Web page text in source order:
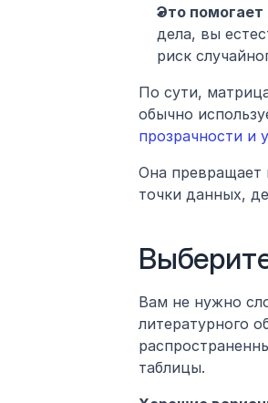
Это помогает
дела, вы
риск
По сути,
обычно
прозрачности и
Она превращает
точки данных,
Вам не нужно
литературного
таблицы.